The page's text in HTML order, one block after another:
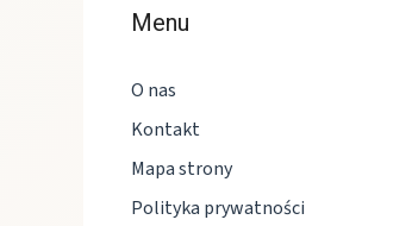
Menu
O nas
Kontakt
Mapa strony
Polityka prywatności